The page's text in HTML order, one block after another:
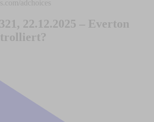
adchoices
22.12.2025 – Everton